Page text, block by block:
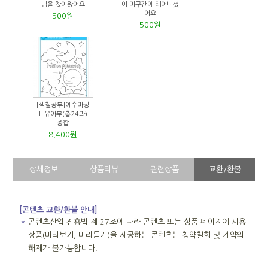
님을 찾아왔어요
500원
이 마구간에 태어나셨
어요
500원
[색칠공부]예수마당
III_유아부(총24과)_
종합
8,400원
상세정보 상품리뷰 관련상품 교환/환불
[콘텐츠 교환/환불 안내]
＊ 콘텐츠산업 진흥법 제 27조에 따라 콘텐츠 또는 상품 페이지에 시용
상품(미리보기, 미리듣기)을 제공하는 콘텐츠는 청약철회 및 계약의
해제가 불가능합니다.